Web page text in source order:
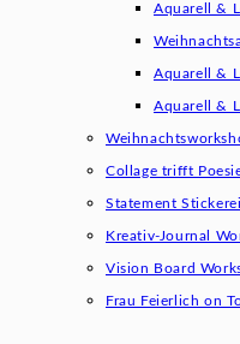
Aquarell &
Aquarell &
Aquarell &
Collage trifft
Statement
Kreativ-Journal
Vision Board
Frau Feierlich on